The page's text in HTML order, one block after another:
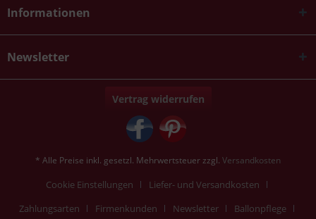
Informationen
Newsletter
Vertrag widerrufen
* Alle Preise inkl. gesetzl. Mehrwertsteuer zzgl. Versandkosten
Cookie Einstellungen
Liefer- und Versandkosten
Zahlungsarten
Firmenkunden Newsletter Ballonpflege